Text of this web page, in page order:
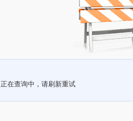
正在查询中，请刷新重试